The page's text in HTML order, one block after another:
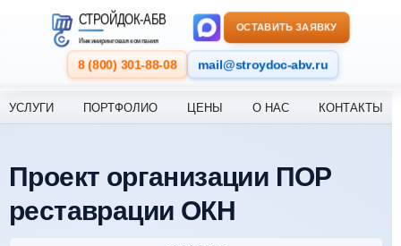
Перейти к содержанию
СТРОЙДОК-АБВ
Инжиниринговая компания
8 (800) 301-88-08 mail@stroydoc-abv.ru
ОСТАВИТЬ ЗАЯВКУ
УСЛУГИ ПОРТФОЛИО ЦЕНЫ О НАС КОНТАКТЫ
Проект организации ПОР
реставрации ОКН